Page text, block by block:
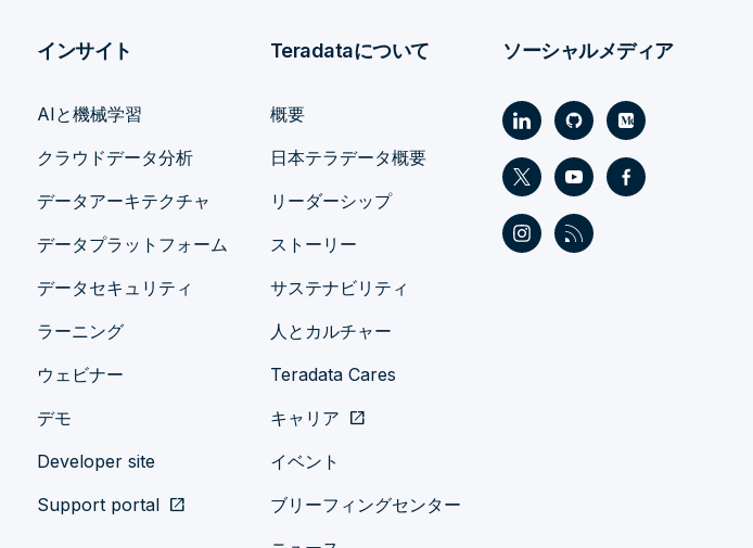
インサイト
AIと機械学習
クラウドデータ分析
データアーキテクチャ
データプラットフォーム
データセキュリティ
ラーニング
ウェビナー
デモ
Developer site
Support portal open_in_new
Teradataについて
概要
日本テラデータ概要
リーダーシップ
ストーリー
サステナビリティ
人とカルチャー
Teradata Cares
キャリア open_in_new
イベント
ブリーフィングセンター
ソーシャルメディア